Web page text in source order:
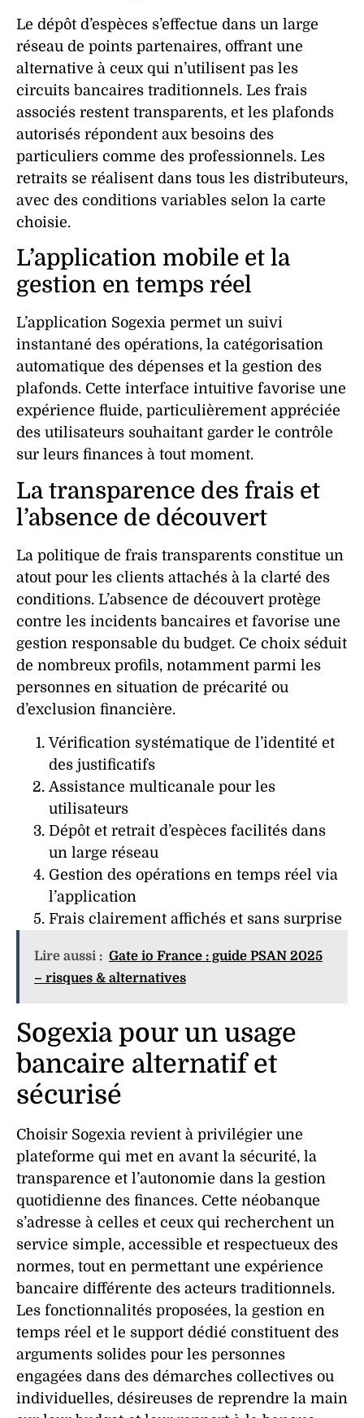
Le dépôt d’espèces s’effectue dans un large
réseau de points partenaires, offrant une
alternative à ceux qui n’utilisent pas les
circuits bancaires traditionnels. Les frais
associés restent transparents, et les plafonds
autorisés répondent aux besoins des
particuliers comme des professionnels. Les
retraits se réalisent dans tous les distributeurs,
avec des conditions variables selon la carte
choisie.
L’application mobile et la
gestion en temps réel
L’application Sogexia permet un suivi
instantané des opérations, la catégorisation
automatique des dépenses et la gestion des
plafonds. Cette interface intuitive favorise une
expérience fluide, particulièrement appréciée
des utilisateurs souhaitant garder le contrôle
sur leurs finances à tout moment.
La transparence des frais et
l’absence de découvert
La politique de frais transparents constitue un
atout pour les clients attachés à la clarté des
conditions. L’absence de découvert protège
contre les incidents bancaires et favorise une
gestion responsable du budget. Ce choix séduit
de nombreux profils, notamment parmi les
personnes en situation de précarité ou
d’exclusion financière.
Vérification systématique de l’identité et
des justificatifs
Assistance multicanale pour les
utilisateurs
Dépôt et retrait d’espèces facilités dans
un large réseau
Gestion des opérations en temps réel via
l’application
Frais clairement affichés et sans surprise
Lire aussi : Gate io France : guide PSAN 2025
– risques & alternatives
Sogexia pour un usage
bancaire alternatif et
sécurisé
Choisir Sogexia revient à privilégier une
plateforme qui met en avant la sécurité, la
transparence et l’autonomie dans la gestion
quotidienne des finances. Cette néobanque
s’adresse à celles et ceux qui recherchent un
service simple, accessible et respectueux des
normes, tout en permettant une expérience
bancaire différente des acteurs traditionnels.
Les fonctionnalités proposées, la gestion en
temps réel et le support dédié constituent des
arguments solides pour les personnes
engagées dans des démarches collectives ou
individuelles, désireuses de reprendre la main